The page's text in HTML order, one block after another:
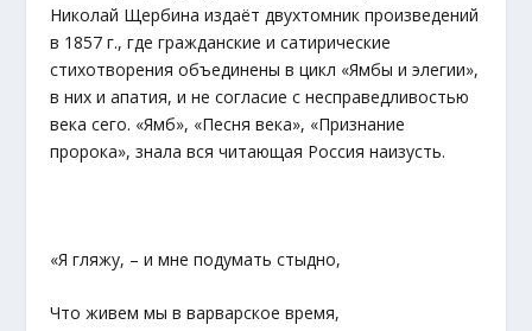
Николай Щербина издаёт двухтомник произведений
в 1857 г., где гражданские и сатирические
стихотворения объединены в цикл «Ямбы и элегии»,
в них и апатия, и не согласие с несправедливостью
века сего. «Ямб», «Песня века», «Признание
пророка», знала вся читающая Россия наизусть.
«Я гляжу, – и мне подумать стыдно,
Что живем мы в варварское время,